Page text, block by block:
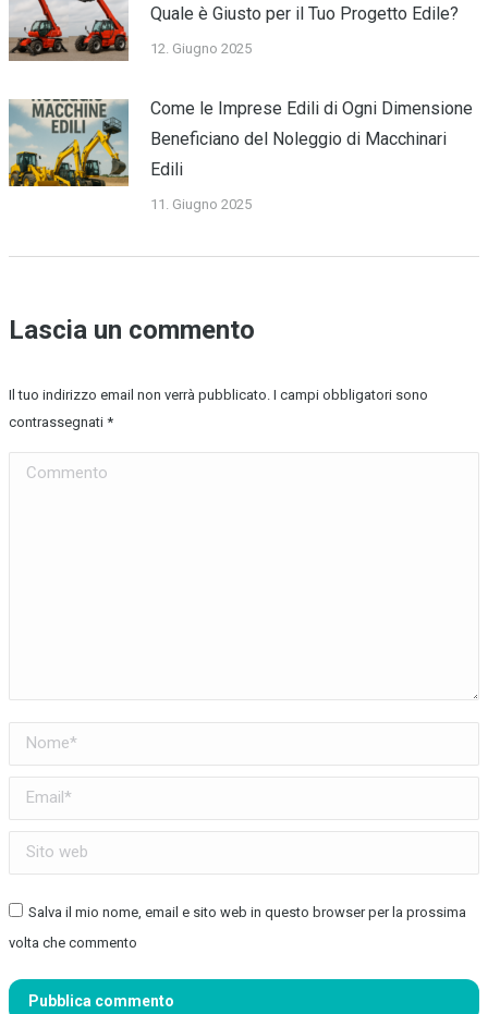
Quale è Giusto per il Tuo Progetto Edile?
12. Giugno 2025
Come le Imprese Edili di Ogni Dimensione
Beneficiano del Noleggio di Macchinari
Edili
11. Giugno 2025
Lascia un commento
Il tuo indirizzo email non verrà pubblicato. I campi obbligatori sono
contrassegnati *
Commento
Nome *
Email *
Sito web
Salva il mio nome, email e sito web in questo browser per la prossima
volta che commento
Pubblica commento